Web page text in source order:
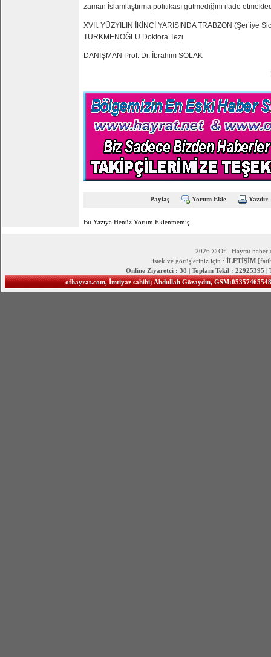
zaman İslamlaştırma politikası gütmediğini ifade
XVII. YÜZYILIN İKİNCİ YARISINDA TRABZON (Şer’iye
TÜRKMENOĞLU Doktora Tezi
DANIŞMAN Prof. Dr. İbrahim SOLAK
Paylaş Yorum Ekle Yazdır
Bu Yazıya Henüz Yorum Eklenmemiş.
2026 © Of - Hayrat
istek ve görüşleriniz için : İLETİŞİM
Online Ziyaretci : 38 | Toplam Tekil : 22925395 |
ofhayrat.com, İmtiyaz sahibi; Abdullah Gözaydın,